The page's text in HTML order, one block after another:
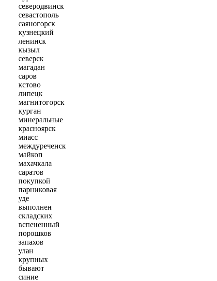
северодвинск
севастополь
саяногорск
кузнецкий
ленинск
кызыл
северск
магадан
саров
кстово
липецк
магнитогорск
курган
минеральные
красноярск
миасс
междуреченск
майкоп
махачкала
саратов
покупкой
парниковая
уде
выполнен
складских
вспененный
порошков
запахов
улан
крупных
бывают
синие